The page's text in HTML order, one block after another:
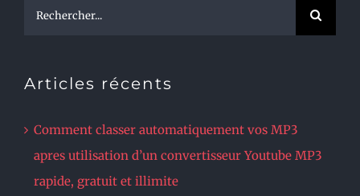
Rechercher:
Articles récents
Comment classer automatiquement vos MP3
apres utilisation d’un convertisseur Youtube MP3
rapide, gratuit et illimite